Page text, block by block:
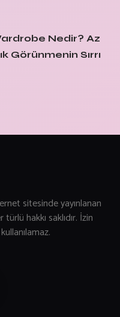
Nedir? Az
Görünmenin Sırrı
sitesinde yayınlanan
hakkı saklıdır. İzin